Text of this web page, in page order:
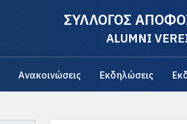
ΣΥΛΛΟΓΟΣ
ALUMNI
Ανακοινώσεις Εκδηλώσεις